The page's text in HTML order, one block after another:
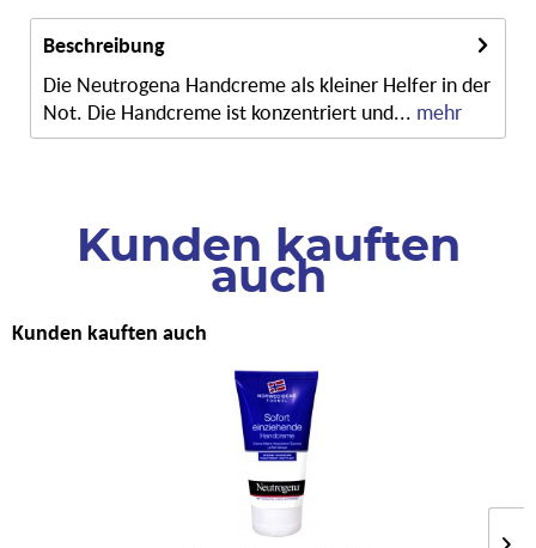
Beschreibung
Die Neutrogena Handcreme als kleiner Helfer in der
Not. Die Handcreme ist konzentriert und... mehr
Kunden kauften
auch
Kunden kauften auch